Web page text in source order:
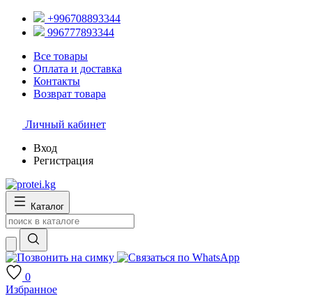
+996708893344
996777893344
Все товары
Оплата и доставка
Контакты
Возврат товара
Личный кабинет
Вход
Регистрация
Каталог
0
Избранное